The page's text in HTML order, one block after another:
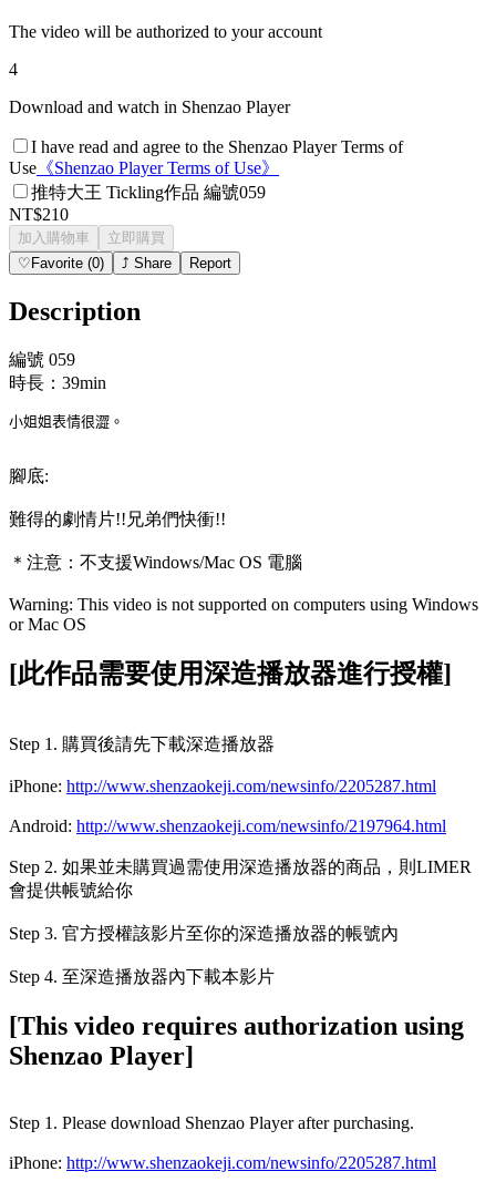
The video will be authorized to your account
4
Download and watch in Shenzao Player
I have read and agree to the Shenzao Player Terms of
Use 《Shenzao Player Terms of Use》
推特大王 Tickling作品 編號059
NT$210
加入購物車
立即購買
♡ Favorite (0) ⤴ Share Report
Description
編號 059
時長：39min
小姐姐表情很澀。
腳底:
難得的劇情片!!兄弟們快衝!!
＊注意： 不支援Windows/Mac OS 電腦
Warning: This video is not supported on computers using Windows
or Mac OS
[此作品需要使用深造播放器進行授權]
Step 1. 購買後請先下載深造播放器
iPhone: http://www.shenzaokeji.com/newsinfo/2205287.html
Android: http://www.shenzaokeji.com/newsinfo/2197964.html
Step 2. 如果並未購買過需使用深造播放器的商品，則LIMER
會提供帳號給你
Step 3. 官方授權該影片至你的深造播放器的帳號內
Step 4. 至深造播放器內下載本影片
[This video requires authorization using
Shenzao Player]
Step 1. Please download Shenzao Player after purchasing.
iPhone: http://www.shenzaokeji.com/newsinfo/2205287.html